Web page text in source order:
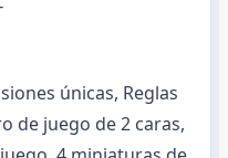
únicas, Reglas
de juego de 2 caras,